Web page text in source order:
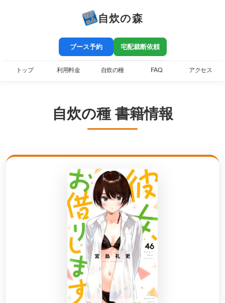
自炊の森
ブース予約 宅配裁断依頼
トップ 利用料金 自炊の種 FAQ アクセス
自炊の種 書籍情報